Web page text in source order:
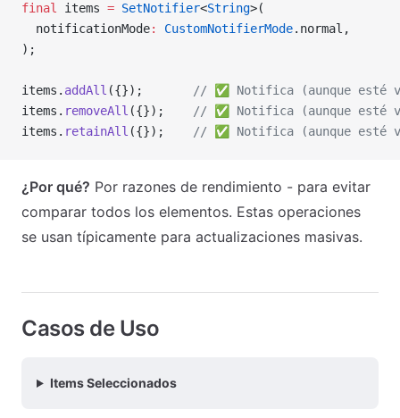
final items = SetNotifier<String>(
  notificationMode
: CustomNotifierMode.normal,
);
items. addAll ({});
// ✅ Notifica (aunque esté
items. removeAll ({});
// ✅ Notifica (aunque esté
items. retainAll ({}); // ✅ Notifica (aunque esté
¿Por qué? Por razones de rendimiento - para evitar
comparar todos los elementos. Estas operaciones
se usan típicamente para actualizaciones masivas.
Casos de Uso
Items Seleccionados